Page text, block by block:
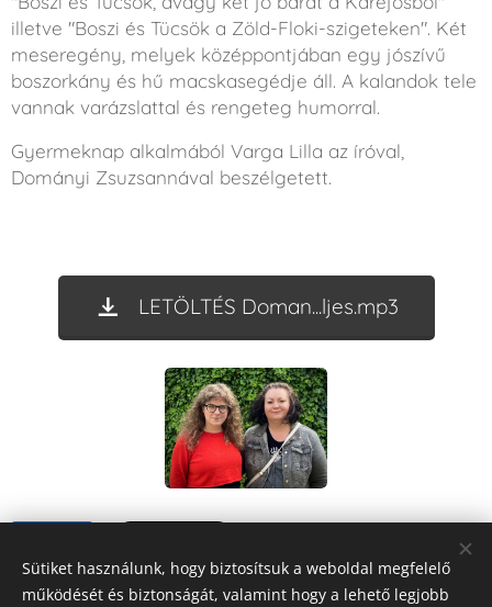
illetve "Boszi és Tücsök a Zöld-Floki-szigeteken". Két
meseregény, melyek középpontjában egy jószívű
boszorkány és hű macskasegédje áll. A kalandok tele
vannak varázslattal és rengeteg humorral.
Gyermeknap alkalmából Varga Lilla az íróval,
Dományi Zsuzsannával beszélgetett.
LETÖLTÉS Doman...ljes.mp3
Sütiket használunk, hogy biztosítsuk a weboldal megfelelő
működését és biztonságát, valamint hogy a lehető legjobb